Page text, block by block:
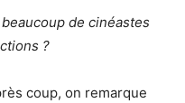
de cinéastes
?
coup, on remarque